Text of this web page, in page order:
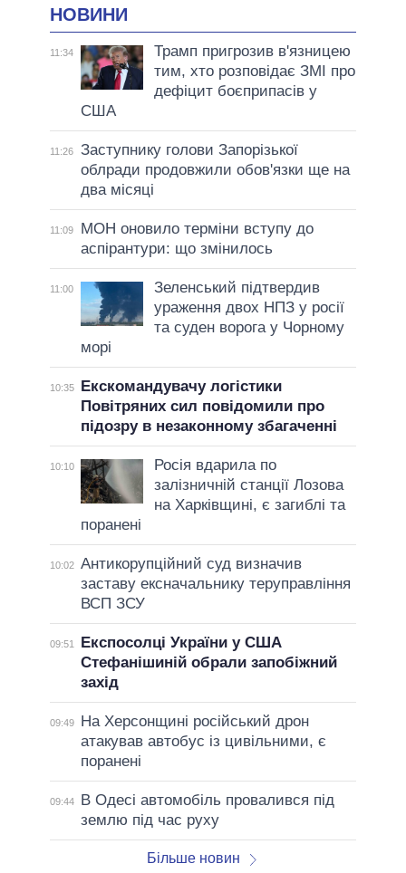
НОВИНИ
11:34
Трамп пригрозив в'язницею
тим, хто розповідає ЗМІ про
дефіцит боєприпасів у
США
11:26
Заступнику голови Запорізької
облради продовжили обов'язки ще на
два місяці
11:09
МОН оновило терміни вступу до
аспірантури: що змінилось
11:00
Зеленський підтвердив
ураження двох НПЗ у росії
та суден ворога у Чорному
морі
10:35
Екскомандувачу логістики
Повітряних сил повідомили про
підозру в незаконному збагаченні
10:10
Росія вдарила по
залізничній станції Лозова
на Харківщині, є загиблі та
поранені
10:02 Антикорупційний суд визначив
заставу ексначальнику теруправління
ВСП ЗСУ
09:51
Експосолці України у США
Стефанішиній обрали запобіжний
захід
09:49
На Херсонщині російський дрон
атакував автобус із цивільними, є
поранені
09:44
В Одесі автомобіль провалився під
землю під час руху
Більше новин